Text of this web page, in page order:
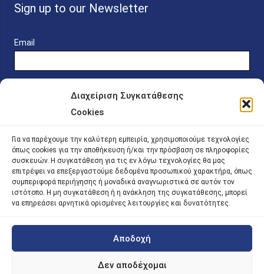
Διαχείριση Συγκατάθεσης
Cookies
Για να παρέχουμε την καλύτερη εμπειρία, χρησιμοποιούμε τεχνολογίες
όπως cookies για την αποθήκευση ή/και την πρόσβαση σε πληροφορίες
συσκευών. Η συγκατάθεση για τις εν λόγω τεχνολογίες θα μας
επιτρέψει να επεξεργαστούμε δεδομένα προσωπικού χαρακτήρα, όπως
συμπεριφορά περιήγησης ή μοναδικά αναγνωριστικά σε αυτόν τον
ιστότοπο. Η μη συγκατάθεση ή η ανάκληση της συγκατάθεσης, μπορεί
να επηρεάσει αρνητικά ορισμένες λειτουργίες και δυνατότητες.
Αποδοχή
Δεν αποδέχομαι
Sign up to our Newsletter
Email
Online Platform for Scholarship Candidates
IKY – Transparency
Sitemap
| iky.gr | All Rights Reserved
Designed and Developed by ACM Digital